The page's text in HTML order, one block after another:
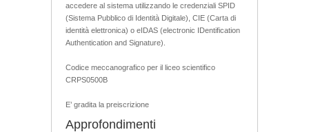
accedere al sistema utilizzando le credenziali SPID
(Sistema Pubblico di Identità Digitale), CIE (Carta di
identità elettronica) o eIDAS (electronic IDentification
Authentication and Signature).
Codice meccanografico per il liceo scientifico
CRPS0500B
E’ gradita la preiscrizione
Approfondimenti